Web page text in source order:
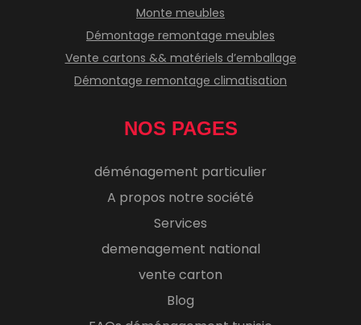
Monte meubles
Démontage remontage meubles
Vente cartons && matériels d’emballage
Démontage remontage climatisation
NOS PAGES
déménagement particulier
A propos notre société
Services
demenagement national
vente carton
Blog